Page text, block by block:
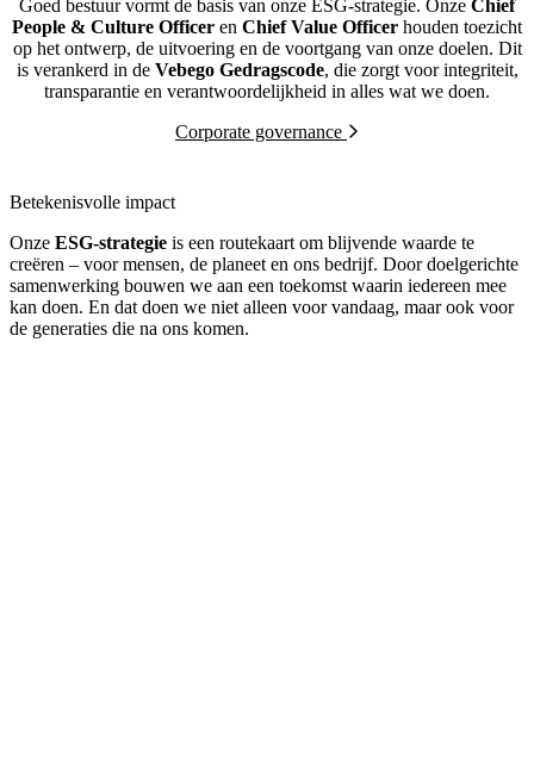
Goed bestuur vormt de basis van onze ESG-strategie. Onze Chief
People & Culture Officer en Chief Value Officer houden toezicht
op het ontwerp, de uitvoering en de voortgang van onze doelen. Dit
is verankerd in de Vebego Gedragscode, die zorgt voor integriteit,
transparantie en verantwoordelijkheid in alles wat we doen.
Corporate governance
Betekenisvolle impact
Onze ESG-strategie is een routekaart om blijvende waarde te
creëren – voor mensen, de planeet en ons bedrijf. Door doelgerichte
samenwerking bouwen we aan een toekomst waarin iedereen mee
kan doen. En dat doen we niet alleen voor vandaag, maar ook voor
de generaties die na ons komen.